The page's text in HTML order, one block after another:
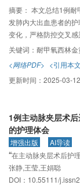
摘要： 本文总结1例耐
发肺内大出血患者的
变化，严格防控交叉
血等复杂并发症，最
关键词： 耐甲氧西林金
<网络PDF> <引用本
更新时间： 2025-03-12
1例主动脉夹层术
的护理体会
增强出版 AI导读
“在主动脉夹层术后护
出血患者的护理经验，
张静,王莹,王娟聪
DOI：10.55111/